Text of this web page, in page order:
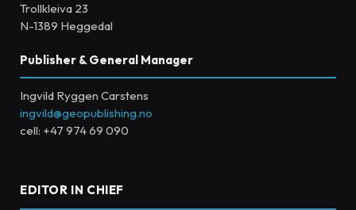
Trollkleiva 23
N-1389 Heggedal
Publisher & General Manager
Ingvild Ryggen Carstens
ingvild@geopublishing.no
cell: +47 974 69 090
EDITOR IN CHIEF